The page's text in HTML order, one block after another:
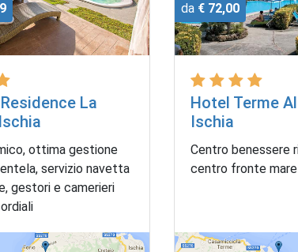
La
ottima gestione
servizio navetta
gestori e camerieri
da € 72,00
Hotel Terme
Ischia
Centro benessere
centro fronte mare